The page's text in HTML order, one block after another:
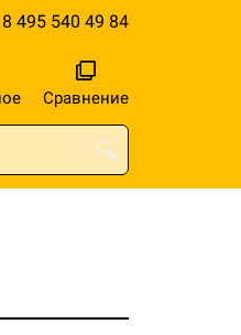
8 495 540 49 84
Сравнение